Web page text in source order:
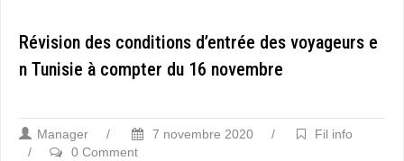
Révision des conditions d’entrée des voyageurs e
n Tunisie à compter du 16 novembre
Manager / 7 novembre 2020 /
Fil info
/
0 Comment